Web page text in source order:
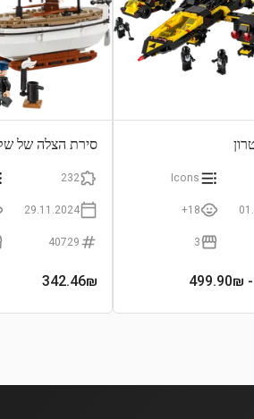
Icons
18+
3
- 499.90₪
סירת הצלה של
232
29.11.2024
40729
342.46₪